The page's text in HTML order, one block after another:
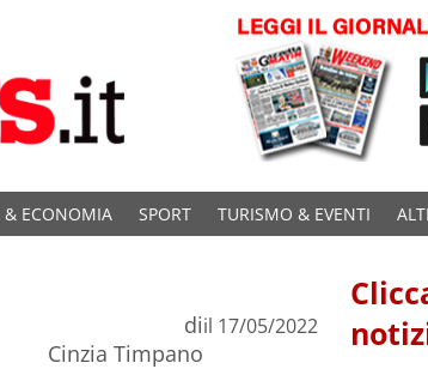
& ECONOMIA SPORT TURISMO & EVENTI
di
Cinzia Timpano
il 17/05/2022